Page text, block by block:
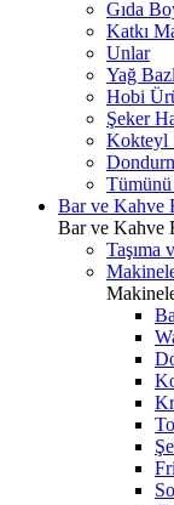
Gıda
Katkı
Unlar
Yağ
Hobi
Şeker
Kokteyl
Bar ve Kahve
Bar ve Kahve
Taşıma